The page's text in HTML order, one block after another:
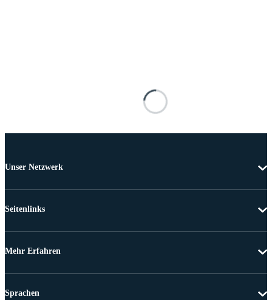
Unser Netzwerk
Seitenlinks
Mehr Erfahren
Sprachen